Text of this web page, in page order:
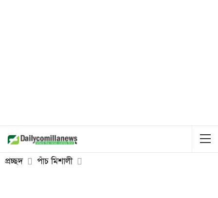
প্রচ্ছদ পাঁচ মিশালী